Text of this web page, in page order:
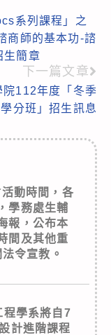
系列課程」之
商師的基本功-諮
生簡章
下一篇文章
院112年度「冬季
分班」招生訊息
動時間，各
學務處生輔
報，公布本
間及其他重
令宣教。
程學系將自7
計進階課程